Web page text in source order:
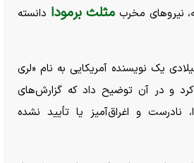
نیرو‌های مخرب مثلث برمودا دانسته
اینکه در سال ۱۹۷۵ میلادی یک نویسنده آمریکایی به نام «لری
کرد و در آن توضیح داد که گزارش‌های
نادرست و اغراق‌آمیز یا تأیید نشده